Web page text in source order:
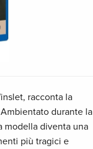
racconta la
durante la
modella diventa una
più tragici e